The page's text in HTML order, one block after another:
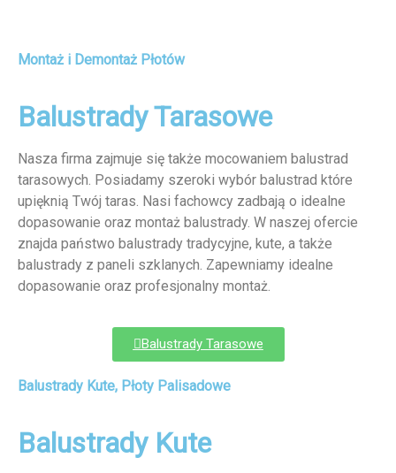
Montaż i Demontaż Płotów
Balustrady Tarasowe
Nasza firma zajmuje się także mocowaniem balustrad
tarasowych. Posiadamy szeroki wybór balustrad które
upięknią Twój taras. Nasi fachowcy zadbają o idealne
dopasowanie oraz montaż balustrady. W naszej ofercie
znajda państwo balustrady tradycyjne, kute, a także
balustrady z paneli szklanych. Zapewniamy idealne
dopasowanie oraz profesjonalny montaż.
Balustrady Tarasowe
Balustrady Kute, Płoty Palisadowe
Balustrady Kute